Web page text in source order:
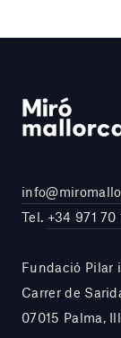
Tel. +34 971 70
Fundació Pilar
Carrer de
07015 Palma,